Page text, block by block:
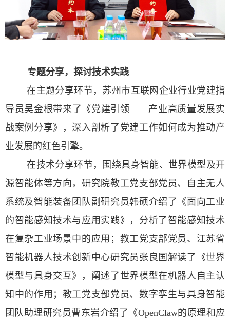
专题分享，探讨技术实践
在主题分享环节，苏州市互联网企业行业党建指
导员吴金根带来了《党建引领——产业高质量发展实
战案例分享》，深入剖析了党建工作如何成为推动产
业发展的红色引擎。
在技术分享环节，围绕具身智能、世界模型及开
源智能体等方向，研究院教工党支部党员、自主无人
系统及智能装备团队副研究员韩硕介绍了《面向工业
的智能感知技术与应用实践》，分析了智能感知技术
在复杂工业场景中的应用；教工党支部党员、江苏省
智能机器人技术创新中心研究员张良国解读了《世界
模型与具身交互》，阐述了世界模型在机器人自主认
知中的作用；教工党支部党员、数字孪生与具身智能
团队助理研究员曹东岩介绍了《OpenClaw的原理和应